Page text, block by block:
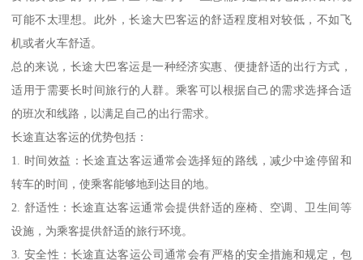
可能不太理想。此外，长途大巴客运的舒适程度相对较低，不如飞
机或者火车舒适。
总的来说，长途大巴客运是一种经济实惠、便捷舒适的出行方式，
适用于需要长时间旅行的人群。乘客可以根据自己的需求选择合适
的班次和线路，以满足自己的出行需求。
长途直达客运的优势包括：
1. 时间效益：长途直达客运通常会选择短的路线，减少中途停留和
转车的时间，使乘客能够地到达目的地。
2. 舒适性：长途直达客运通常会提供舒适的座椅、空调、卫生间等
设施，为乘客提供舒适的旅行环境。
3. 安全性：长途直达客运公司通常会有严格的安全措施和规定，包